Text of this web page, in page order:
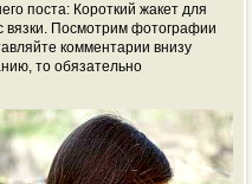
поста: Короткий жакет для
вязки. Посмотрим фотографии
комментарии внизу
то обязательно